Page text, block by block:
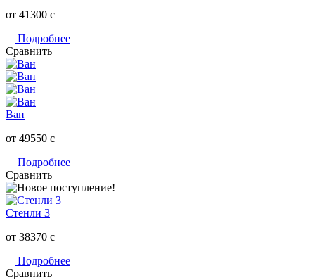
от 41300 c
Подробнее
Сравнить
Ван
от 49550 c
Подробнее
Сравнить
Стенли 3
от 38370 c
Подробнее
Сравнить